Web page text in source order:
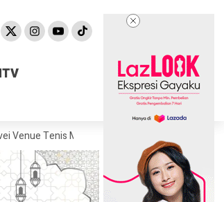
PORPROV Jateng XVII 2026, Pastikan